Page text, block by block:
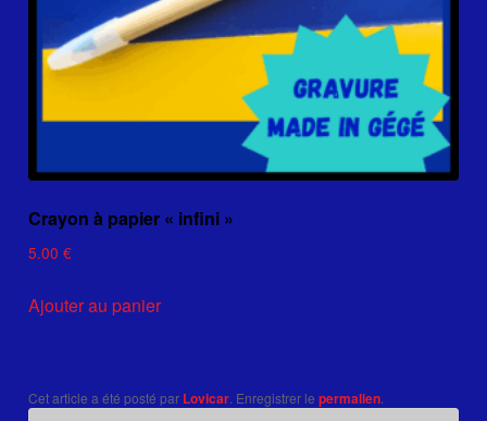
Crayon à papier « infini »
5.00€
Ajouter au panier
Cet article a été posté par Lovicar . Enregistrer lepermalien